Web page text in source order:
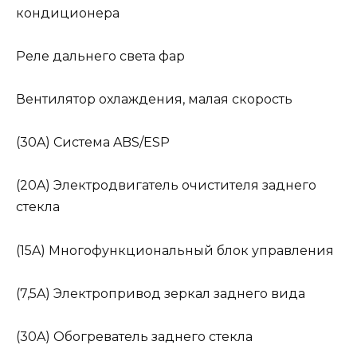
кондиционера
Реле дальнего света фар
Вентилятор охлаждения, малая скорость
(30A) Система ABS/ESP
(20A) Электродвигатель очистителя заднего
стекла
(15A) Многофункциональный блок управления
(7,5A) Электропривод зеркал заднего вида
(30A) Обогреватель заднего стекла